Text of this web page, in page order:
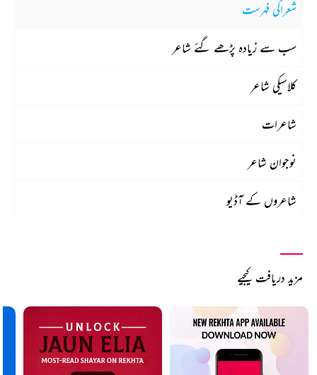
شعراکی فہرست
سب سے زیادہ پڑھے گئے شاعر
کلاسیکی شاعر
شاعرات
نوجوان شاعر
شاعروں کے آڈیو
مزید دریافت کیجیے